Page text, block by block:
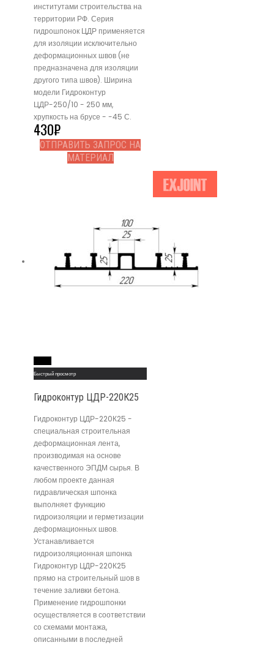
институтами строительства на
территории РФ. Серия
гидрошпонок ЦДР применяется
для изоляции исключительно
деформационных швов (не
предназначена для изоляции
другого типа швов). Ширина
модели Гидроконтур
ЦДР-250/10 - 250 мм,
хрупкость на брусе - -45 С.
430₽
ОТПРАВИТЬ ЗАПРОС НА
МАТЕРИАЛ
Быстрый просмотр
Гидроконтур ЦДР-220К25
Гидроконтур ЦДР-220К25 -
специальная строительная
деформационная лента,
производимая на основе
качественного ЭПДМ сырья. В
любом проекте данная
гидравлическая шпонка
выполняет функцию
гидроизоляции и герметизации
деформационных швов.
Устанавливается
гидроизоляционная шпонка
Гидроконтур ЦДР-220К25
прямо на строительный шов в
течение заливки бетона.
Применение гидрошпонки
осуществляется в соответствии
со схемами монтажа,
описанными в последней